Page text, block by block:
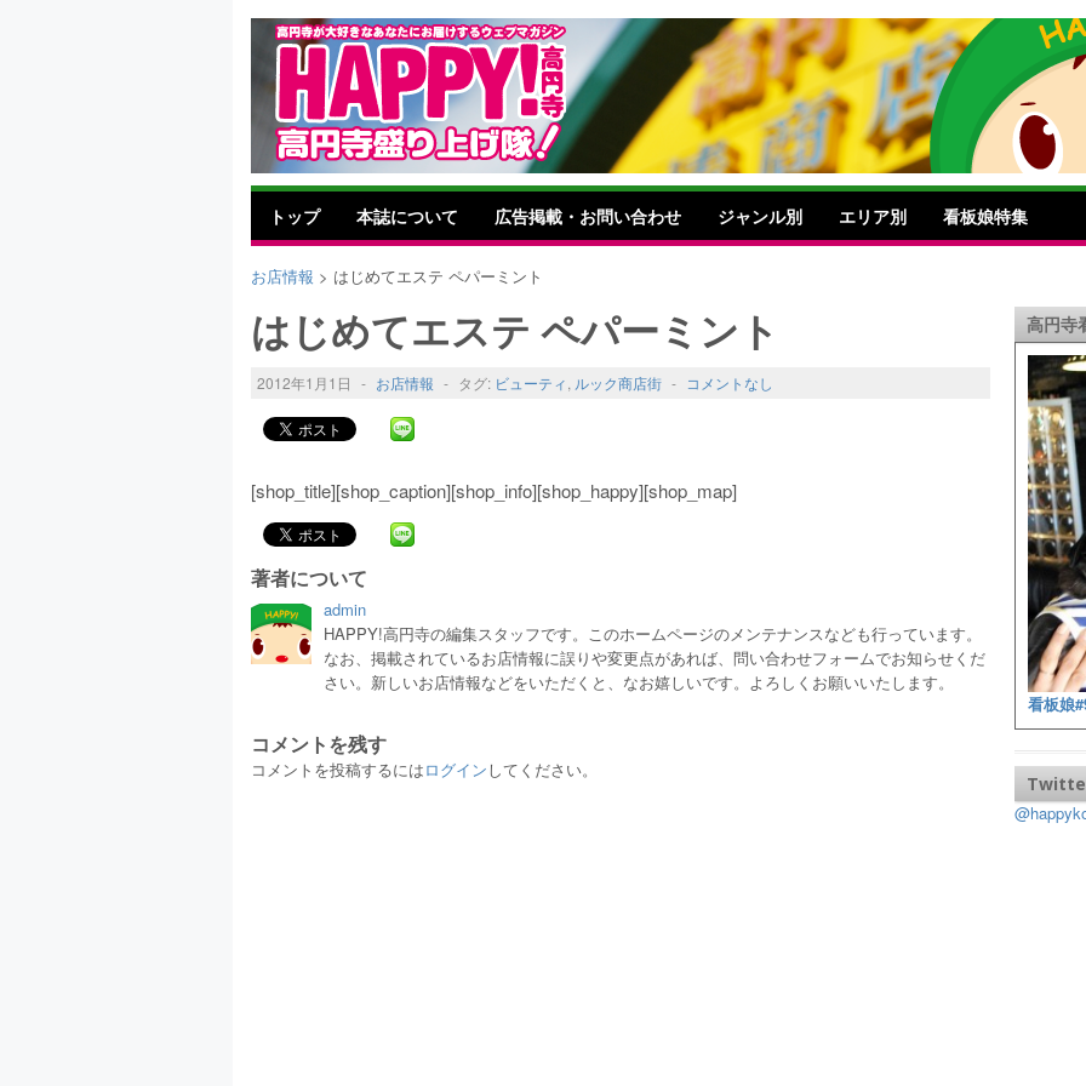
トップ 本誌について 広告掲載・お問い合わせ ジャンル別 エリア別 看板娘特集
お店情報 > はじめてエステ ペパーミント
はじめてエステ ペパーミント
2012年1月1日 - お店情報 - タグ: ビューティ, ルック商店街 - コメントなし
[shop_title][shop_caption][shop_info][shop_happy][shop_map]
著者について
admin
HAPPY!高円寺の編集スタッフです。このホームページのメンテナンスなども行っています。
なお、掲載されているお店情報に誤りや変更点があれば、問い合わせフォームでお知らせくだ
さい。新しいお店情報などをいただくと、なお嬉しいです。よろしくお願いいたします。
コメントを残す
コメントを投稿するにはログインしてください。
高円寺
看板娘